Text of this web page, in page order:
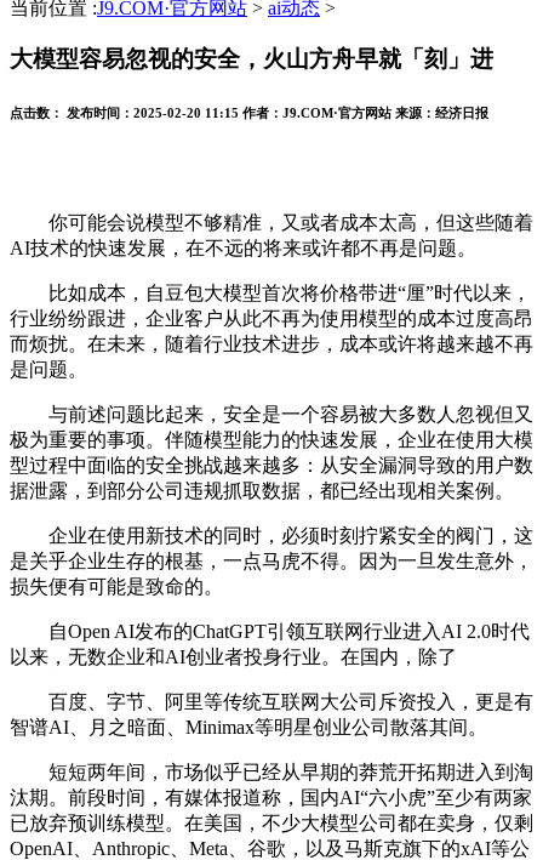
当前位置 :J9.COM·官方网站 > ai动态 >
大模型容易忽视的安全，火山方舟早就「刻」进
点击数： 发布时间： 2025-02-20 11:15 作者： J9.COM·官方网站 来源： 经济日报
你可能会说模型不够精准，又或者成本太高，但这些随着
AI技术的快速发展，在不远的将来或许都不再是问题。
比如成本，自豆包大模型首次将价格带进“厘”时代以来，
行业纷纷跟进，企业客户从此不再为使用模型的成本过度高昂
而烦扰。在未来，随着行业技术进步，成本或许将越来越不再
是问题。
与前述问题比起来，安全是一个容易被大多数人忽视但又
极为重要的事项。伴随模型能力的快速发展，企业在使用大模
型过程中面临的安全挑战越来越多：从安全漏洞导致的用户数
据泄露，到部分公司违规抓取数据，都已经出现相关案例。
企业在使用新技术的同时，必须时刻拧紧安全的阀门，这
是关乎企业生存的根基，一点马虎不得。因为一旦发生意外，
损失便有可能是致命的。
自Open AI发布的ChatGPT引领互联网行业进入AI 2.0时代
以来，无数企业和AI创业者投身行业。在国内，除了
百度、字节、阿里等传统互联网大公司斥资投入，更是有
智谱AI、月之暗面、Minimax等明星创业公司散落其间。
短短两年间，市场似乎已经从早期的莽荒开拓期进入到淘
汰期。前段时间，有媒体报道称，国内AI“六小虎”至少有两家
已放弃预训练模型。在美国，不少大模型公司都在卖身，仅剩
OpenAI、Anthropic、Meta、谷歌，以及马斯克旗下的xAI等公